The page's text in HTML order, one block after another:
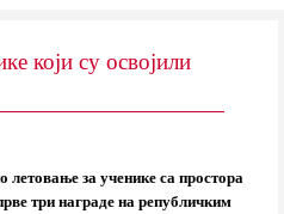
који су освојили
летовање за ученике са простора
три награде на републичким